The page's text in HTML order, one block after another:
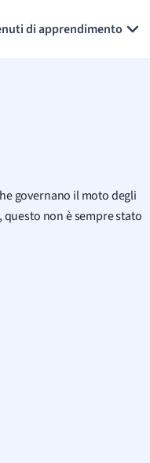
di apprendimento
governano il moto degli
non è sempre stato